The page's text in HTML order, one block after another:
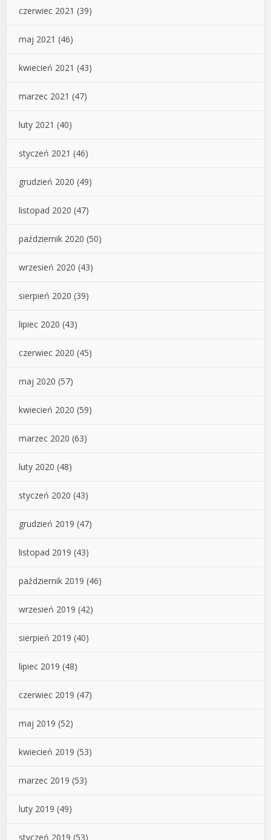
czerwiec 2021 (39)
maj 2021 (46)
kwiecień 2021 (43)
marzec 2021 (47)
luty 2021 (40)
styczeń 2021 (46)
grudzień 2020 (49)
listopad 2020 (47)
październik 2020 (50)
wrzesień 2020 (43)
sierpień 2020 (39)
lipiec 2020 (43)
czerwiec 2020 (45)
maj 2020 (57)
kwiecień 2020 (59)
marzec 2020 (63)
luty 2020 (48)
styczeń 2020 (43)
grudzień 2019 (47)
listopad 2019 (43)
październik 2019 (46)
wrzesień 2019 (42)
sierpień 2019 (40)
lipiec 2019 (48)
czerwiec 2019 (47)
maj 2019 (52)
kwiecień 2019 (53)
marzec 2019 (53)
luty 2019 (49)
styczeń 2019 (53)